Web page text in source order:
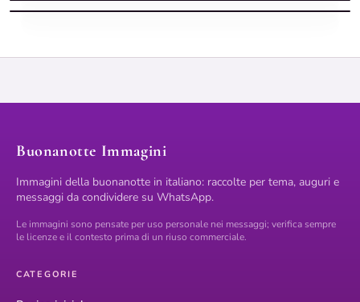
Buonanotte Immagini
Immagini della buonanotte in italiano: raccolte per tema, auguri e
messaggi da condividere su WhatsApp.
Le immagini sono pensate per uso personale nei messaggi; verifica sempre
le licenze e il contesto prima di un riuso commerciale.
CATEGORIE